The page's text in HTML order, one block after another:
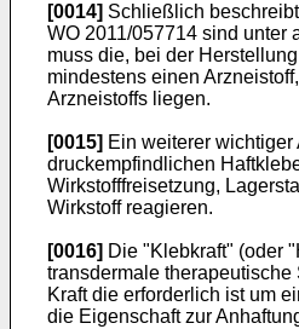
[0014] Schließlich
WO 2011/057714 sind unter
muss die, bei der
mindestens einen
Arzneistoffs liegen.
[0015] Ein weiterer
druckempfindlichen
Wirkstofffreisetzung,
Wirkstoff reagieren.
[0016] Die "Klebkraft" (oder
transdermale
Kraft die erforderlich ist um
die Eigenschaft zur